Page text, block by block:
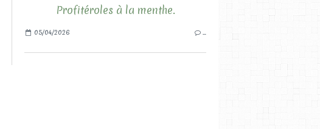
Profitéroles à la menthe.
05/04/2026 …